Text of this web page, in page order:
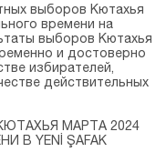
выборов Кютахья
времени на
выборов Кютахья
и достоверно
избирателей,
действительных
МАРТА 2024
В YENİ ŞAFAK